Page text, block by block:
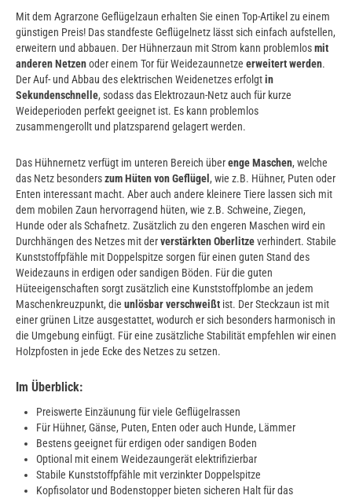
Mit dem Agrarzone Geflügelzaun erhalten Sie einen Top-Artikel zu einem
günstigen Preis! Das standfeste Geflügelnetz lässt sich einfach aufstellen,
erweitern und abbauen. Der Hühnerzaun mit Strom kann problemlosmit
anderen Netzenoder einem Tor für Weidezaunnetze erweitert werden.
Der Auf- und Abbau des elektrischen Weidenetzes erfolgtin
Sekundenschnelle, sodass das Elektrozaun-Netz auch für kurze
Weideperioden perfekt geeignet ist. Es kann problemlos
zusammengerollt und platzsparend gelagert werden.
Das Hühnernetz verfügt im unteren Bereich überenge Maschen, welche
das Netz besonderszum Hüten von Geflügel , wie z.B. Hühner, Puten oder
Enten interessant macht. Aber auch andere kleinere Tiere lassen sich mit
dem mobilen Zaun hervorragend hüten, wie z.B. Schweine, Ziegen,
Hunde oder als Schafnetz. Zusätzlich zu den engeren Maschen wird ein
Durchhängen des Netzes mit derverstärkten Oberlitzeverhindert. Stabile
Kunststoffpfähle mit Doppelspitze sorgen für einen guten Stand des
Weidezauns in erdigen oder sandigen Böden. Für die guten
Hüteeigenschaften sorgt zusätzlich eine Kunststoffplombe an jedem
Maschenkreuzpunkt, die unlösbar verschweißt ist. Der Steckzaun ist mit
einer grünen Litze ausgestattet, wodurch er sich besonders harmonisch in
die Umgebung einfügt. Für eine zusätzliche Stabilität empfehlen wir einen
Holzpfosten in jede Ecke des Netzes zu setzen.
Im Überblick:
Preiswerte Einzäunung für viele Geflügelrassen
Für Hühner, Gänse, Puten, Enten oder auch Hunde, Lämmer
Bestens geeignet für erdigen oder sandigen Boden
Optional mit einem Weidezaungerät elektrifizierbar
Stabile Kunststoffpfähle mit verzinkter Doppelspitze
Kopfisolator und Bodenstopper bieten sicheren Halt für das